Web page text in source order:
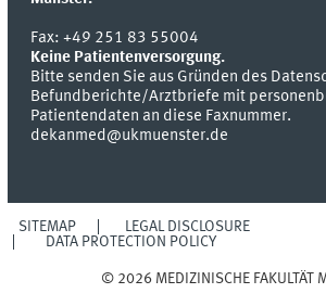
Fax:+49 251 83 55004
Keine Patientenversorgung.
Bitte senden Sie aus Gründen des
Befundberichte/Arztbriefe mit
Patientendaten an diese Faxnummer.
dekanmed@ukmuenster.de
SITEMAP
LEGAL DISCLOSURE
DATA PROTECTION POLICY
© 2026 MEDIZINISCHE FAKULTÄT